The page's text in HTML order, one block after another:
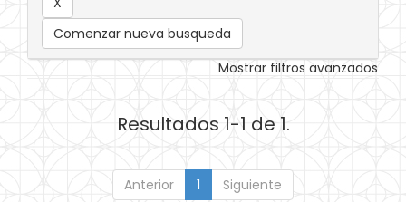
Comenzar nueva busqueda
Mostrar filtros avanzados
Resultados 1-1 de 1.
Anterior 1 Siguiente